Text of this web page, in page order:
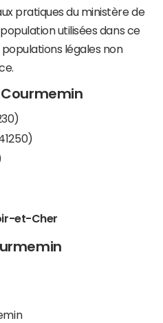
pratiques du ministère de
utilisées dans ce
légales non
et-Cher